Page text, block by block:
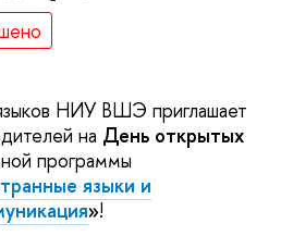
НИУ ВШЭ приглашает
на День открытых
программы
языки и
»!